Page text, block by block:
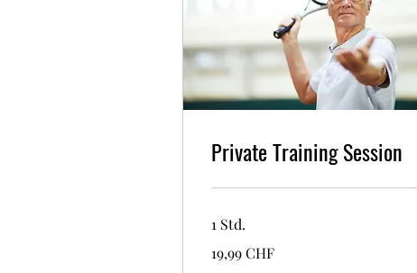
Private Training Session
1 Std.
Schweizer
Franken
19,99 CHF